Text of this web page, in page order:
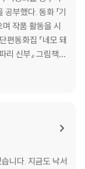
부했다. 동화 「기
며 작품 활동을 시
편동화집 『네모 돼
리 신부』 그림책
청소년 소설 『별을
『제후의 선택』으
니다. 지금도 낙서